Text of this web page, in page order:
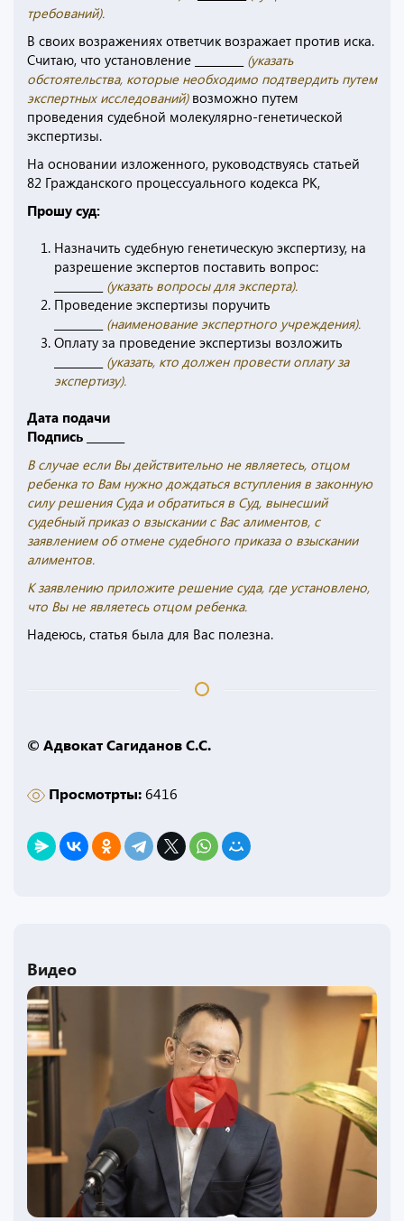
требований).
В своих возражениях ответчик возражает против иска.
Считаю, что установление _________ (указать
обстоятельства, которые необходимо подтвердить путем
экспертных исследований)возможно путем
проведения судебной молекулярно-генетической
экспертизы.
На основании изложенного, руководствуясь статьей
82 Гражданского процессуального кодекса РК,
Прошу суд:
Назначить судебную генетическую экспертизу, на
разрешение экспертов поставить вопрос:
(указать вопросы для эксперта).
Проведение экспертизы поручить
(наименование экспертного учреждения).
Оплату за проведение экспертизы возложить
(указать, кто должен провести оплату за
экспертизу).
Дата подачи
Подпись _______
В случае если Вы действительно не являетесь, отцом
ребенка то Вам нужно дождаться вступления в законную
силу решения Суда и обратиться в Суд, вынесший
судебный приказ о взыскании с Вас алиментов, с
заявлением об отмене судебного приказа о взыскании
алиментов.
К заявлению приложите решение суда, где установлено,
что Вы не являетесь отцом ребенка.
Надеюсь, статья была для Вас полезна.
© Адвокат Сагиданов С.С.
Просмотрты:6416
Видео